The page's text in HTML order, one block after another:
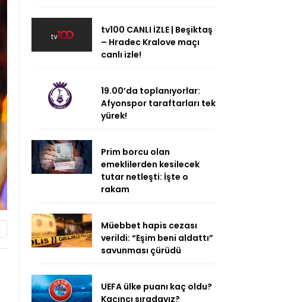
tv100 CANLI İZLE | Beşiktaş
– Hradec Kralove maçı
canlı izle!
19.00’da toplanıyorlar:
Afyonspor taraftarları tek
yürek!
Prim borcu olan
emeklilerden kesilecek
tutar netleşti: İşte o
rakam
Müebbet hapis cezası
verildi: “Eşim beni aldattı”
savunması çürüdü
UEFA ülke puanı kaç oldu?
Kaçıncı sıradayız?